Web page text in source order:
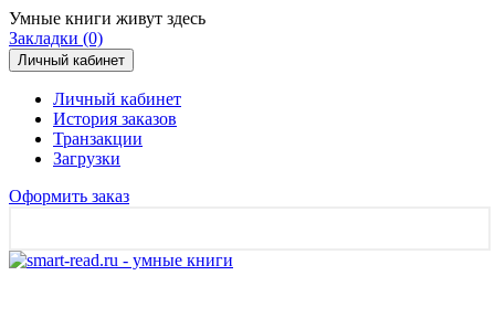
Умные книги живут здесь
Закладки (0)
Личный кабинет
Личный кабинет
История заказов
Транзакции
Загрузки
Оформить заказ